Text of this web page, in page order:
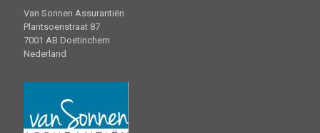
Van Sonnen Assurantiën
Plantsoenstraat 87
7001 AB Doetinchem
Nederland